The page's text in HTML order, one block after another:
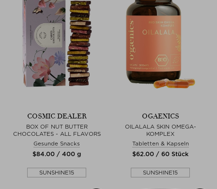
COSMIC DEALER
BOX OF NUT BUTTER
CHOCOLATES - ALL FLAVORS
Gesunde Snacks
$‌84.00 / 400 g
SUNSHINE15
OGAENICS
OILALALA SKIN OMEGA-
KOMPLEX
Tabletten & Kapseln
$‌62.00 / 60 Stück
SUNSHINE15